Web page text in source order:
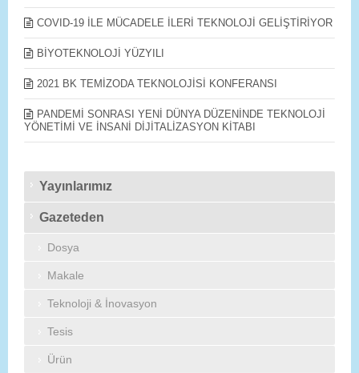
COVID-19 İLE MÜCADELE İLERİ TEKNOLOJİ GELİŞTİRİYOR
BİYOTEKNOLOJİ YÜZYILI
2021 BK TEMİZODA TEKNOLOJİSİ KONFERANSI
PANDEMİ SONRASI YENİ DÜNYA DÜZENİNDE TEKNOLOJİ
YÖNETİMİ VE İNSANİ DİJİTALİZASYON KİTABI
Yayınlarımız
Gazeteden
Dosya
Makale
Teknoloji & İnovasyon
Tesis
Ürün